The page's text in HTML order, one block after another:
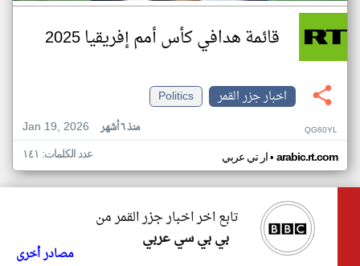
قائمة هدافي كأس أمم إفريقيا 2025
اخبار جزر القمر
Politics
Jan 19, 2026
منذ ٦ أشهر QG60YL
ار تي عربي• arabic.rt.com عدد الكلمات: ١٤١
تابع اخر اخبار جزر القمر من
بي بي سي عربي
مصادر أخرى